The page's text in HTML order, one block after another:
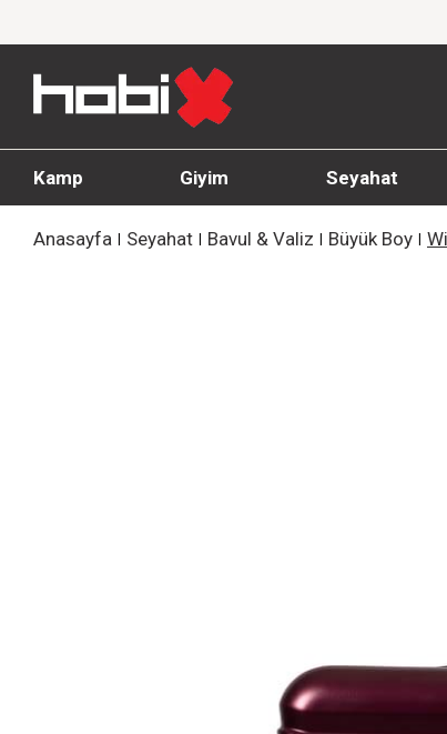
1000 TL ve üzeri
Kamp Giyim Seyahat
Anasayfa Seyahat Bavul & Valiz Büyük Boy